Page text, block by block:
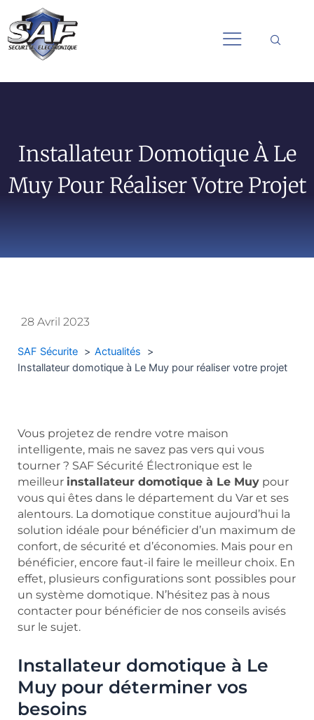
Installateur Domotique À Le
Muy Pour Réaliser Votre Projet
28 Avril 2023
SAF Sécurite
Actualités
Installateur domotique à Le Muy pour réaliser votre projet
Vous projetez de rendre votre maison
intelligente, mais ne savez pas vers qui vous
tourner ? SAF Sécurité Électronique est le
meilleur installateur domotique à Le Muy pour
vous qui êtes dans le département du Var et ses
alentours. La domotique constitue aujourd’hui la
solution idéale pour bénéficier d’un maximum de
confort, de sécurité et d’économies. Mais pour en
bénéficier, encore faut-il faire le meilleur choix. En
effet, plusieurs configurations sont possibles pour
un système domotique. N’hésitez pas à nous
contacter pour bénéficier de nos conseils avisés
sur le sujet.
Installateur domotique à Le
Muy pour déterminer vos
besoins